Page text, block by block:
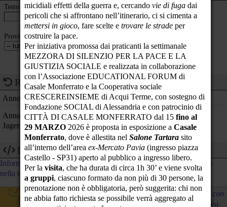
Testo
Provincia
Ricorrenze del giorno
Anno 1945: La seconda bomba atomica distrugge Nagasaki
Anno 1943: Nel carcere di Berlino-Tegel viene decapitato Franz
Jagerstatter, obiettore di coscienza cattolico al nazismo.
Dev
Informazioni tecniche su come utilizzare i dati di questo calendario
nella tua app/sito web
La giunta di Varese ha approvato un accordo con
la Fondazione Leonardo per riqualificare l'area
micidiali effetti della guerra e, cercandovie di fuga dai
pericoli che si affrontano nell’itinerario, ci si cimenta a
mettersi in gioco, fare scelte etrovare le strade per
costruire la pace.
Per iniziativa promossa dai praticanti la settimanale
MEZZORA DI SILENZIO PER LA PACE E LA
GIUSTIZIA SOCIALE e realizzata in collaborazione
con l’Associazione EDUCATIONAL FORUM di
Casale Monferrato e la Cooperativa sociale
CRESCEREINSIEME di Acqui Terme, con sostegno di
Fondazione SOCIAL di Alessandria e con patrocinio di
CITTÀ DI CASALE MONFERRATO dal 15fino al
29 MARZO 2026 è proposta in esposizione aCasale
Monferrato, dove è allestita nelSalone Tartara sito
all’interno dell’areaex-Mercato Pavia (ingresso piazza
Castello - SP31) aperto al pubblico a ingresso libero.
Per lavisita, che ha durata di circa 1h 30’ e viene svolta
a gruppi, ciascuno formato da non più di 30 persone, la
prenotazione non è obbligatoria, però suggerita: chi non
ne abbia fatto richiesta se possibile verrà aggregato al